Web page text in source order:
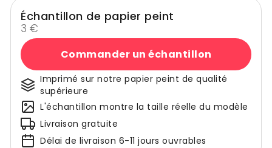
Échantillon de papier peint
3 €
Commander un échantillon
Imprimé sur notre papier peint de qualité
supérieure
L'échantillon montre la taille réelle du modèle
Livraison gratuite
Délai de livraison 6-11 jours ouvrables